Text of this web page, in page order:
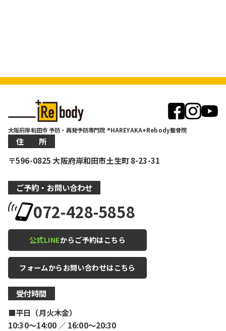
大阪府岸和田市 予防・再発予防専門院 ®HAREYAKA+Rebody整骨院
住 所
〒596-0825 大阪府岸和田市土生町 8-23-31
ご予約・お問い合わせ
072-428-5858
公式LINEからご予約はこちら
フォームからお問い合わせはこちら
受付時間
■平日（月火木金）
10:30〜14:00 ／ 16:00〜20:30